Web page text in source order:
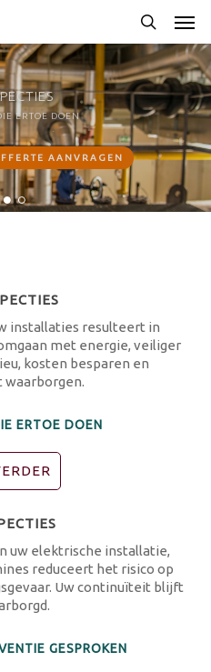
search
VEILIGHEID
AANVRAGEN
GESPROKEN...
AANVRAGEN
ERTOE DOEN
AANVRAGEN
VEILIGHEID
AANVRAGEN
GESPROKEN...
AANVRAGEN
installaties resulteert in
met energie, veiliger
kosten besparen en
ERTOE DOEN
uw elektrische installatie,
reduceert het risico op
Uw continuïteit blijft
GESPROKEN